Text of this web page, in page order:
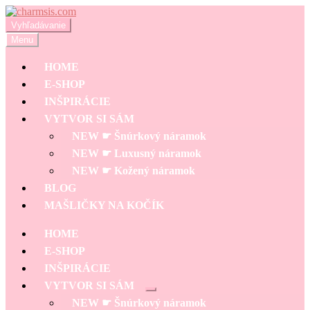
Preskočiť
na
navigáciu
Preskočiť
na
obsah
Hľadať:
Vyhľadávanie
Menu
HOME
E-SHOP
INŠPIRÁCIE
VYTVOR SI SÁM
NEW ☛ Šnúrkový náramok
NEW ☛ Luxusný náramok
NEW ☛ Kožený náramok
BLOG
MAŠLIČKY NA KOČÍK
HOME
E-SHOP
INŠPIRÁCIE
VYTVOR SI SÁM
Rozbaliť
podradené
NEW ☛ Šnúrkový náramok